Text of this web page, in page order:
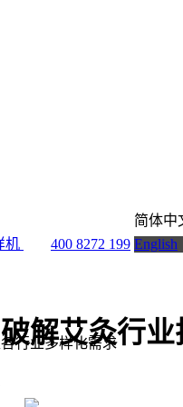
机 400 8272 199
简体中
English
行业多样化需求
解艾灸行